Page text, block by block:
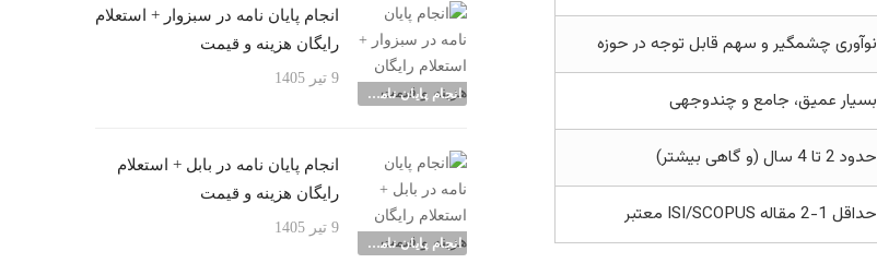
نوآوری چشمگیر و سهم قابل توجه در حوزه
بسیار عمیق، جامع و چندوجهی
حدود 2 تا 4 سال (و گاهی بیشتر)
حداقل 1-2 مقاله ISI/SCOPUS معتبر
انجام پایان نامه شهرها
انجام پایان نامه در سبزوار + استعلام
رایگان هزینه و قیمت
9 تیر 1405
انجام پایان نامه شهرها
انجام پایان نامه در بابل + استعلام
رایگان هزینه و قیمت
9 تیر 1405